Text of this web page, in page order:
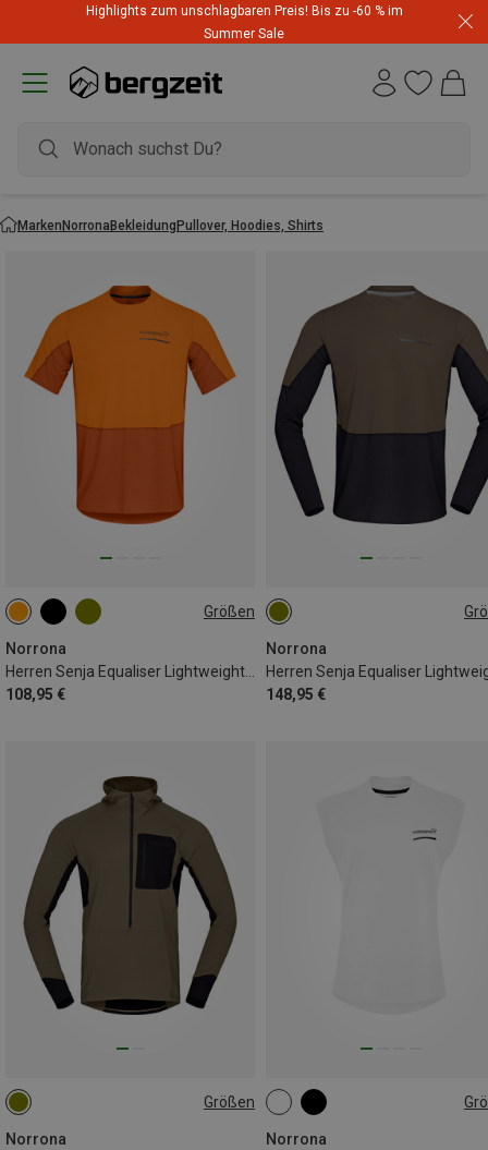
Highlights zum unschlagbaren Preis! Bis zu -60 % im
Summer Sale
MarkenNorronaBekleidungPullover, Hoodies, Shirts
Größen
Norrona
108,95 €
S M L
Norrona
148,95 €
S
Größen
Norrona
S
Norrona
S L